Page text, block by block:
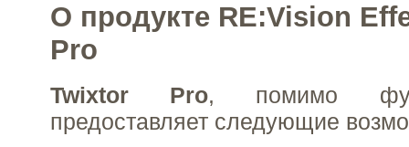
О продукте RE:Vision
Pro
Twixtor Pro, помимо
предоставляет следующие